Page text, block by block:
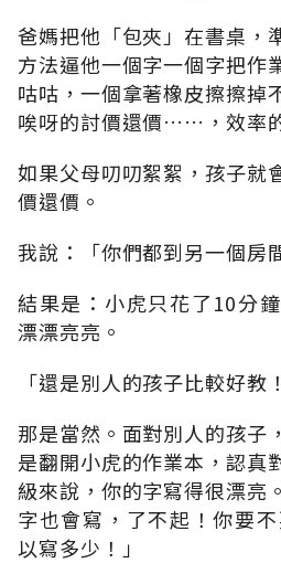
爸媽把他「包夾」在書桌，
方法逼他一個字一個字把作
咕咕，一個拿著橡皮擦擦掉
唉呀的討價還價……，效率
如果父母叨叨絮絮，孩子就
價還價。
我說：「你們都到另一個房
結果是：小虎只花了10分
漂漂亮亮。
「還是別人的孩子比較好教
那是當然。面對別人的孩子
是翻開小虎的作業本，認真
級來說，你的字寫得很漂亮
字也會寫，了不起！你要
以寫多少！」